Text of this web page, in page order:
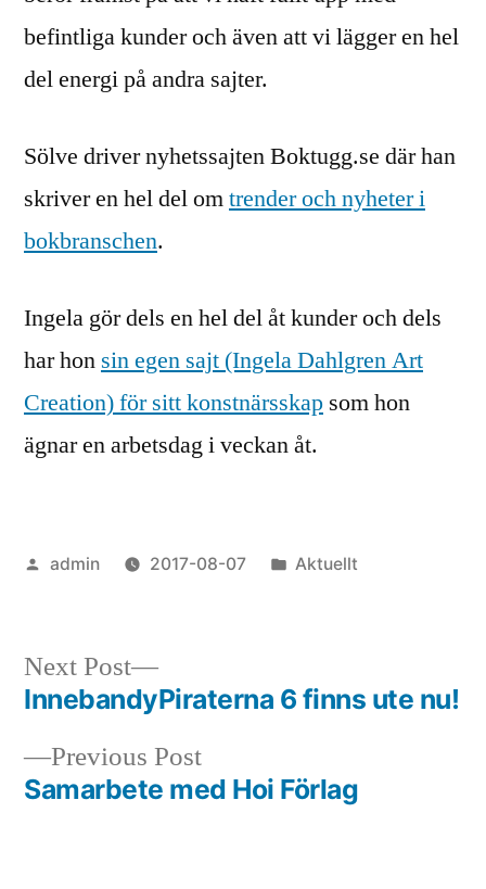
befintliga kunder och även att vi lägger en hel
del energi på andra sajter.
Sölve driver nyhetssajten Boktugg.se där han
skriver en hel del omtrender och nyheter i
bokbranschen.
Ingela gör dels en hel del åt kunder och dels
har hon sin egen sajt (Ingela Dahlgren Art
Creation) för sitt konstnärsskap som hon
ägnar en arbetsdag i veckan åt.
Posted
admin 2017-08-07
Posted
Aktuellt
Post
navigation
Previous PostPrevious
post:
Samarbete med Hoi Förlag
Next Post
Next
post:
InnebandyPiraterna 6 finns ute nu!